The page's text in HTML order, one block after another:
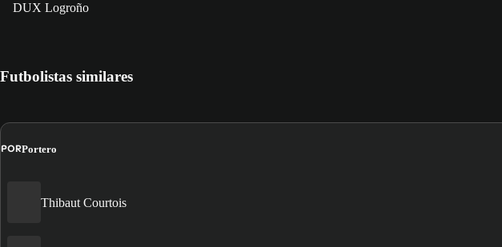
DUX Logroño
Futbolistas similares
PORPortero
Thibaut Courtois